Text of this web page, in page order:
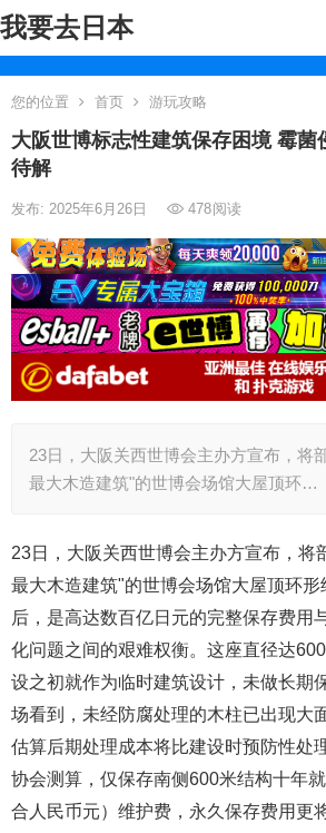
我要去日本
您的位置 首页 游玩攻略
大阪世博标志性建筑保存困境 霉菌
待解
发布: 2025年6月26日 478阅读
23日，大阪关西世博会主办方宣布，将
最大木造建筑"的世博会场馆大屋顶环…
23日，大阪关西世博会主办方宣布，将
最大木造建筑"的世博会场馆大屋顶环
后，是高达数百亿日元的完整保存费用
化问题之间的艰难权衡。这座直径达
设之初就作为临时建筑设计，未做长期
场看到，未经防腐处理的木柱已出现大
估算后期处理成本将比建设时预防性处
协会测算，仅保存南侧600米结构十年
合人民币元）维护费，永久保存费用更